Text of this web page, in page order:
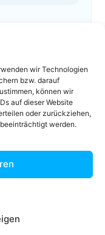
wir Technologien
bzw. darauf
können wir
auf dieser Website
oder zurückziehen,
werden.